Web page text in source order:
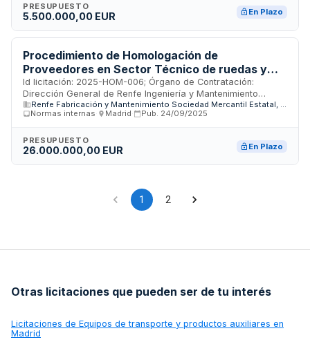
PRESUPUESTO
5.500.000,00 EUR En Plazo
Procedimiento de Homologación de
Proveedores en Sector Técnico de ruedas y
cuerpo de ejes.
Id licitación: 2025-HOM-006; Órgano de Contratación:
Dirección General de Renfe Ingeniería y Mantenimiento
Sociedad Mercantil Estatal, S.A.; Importe: 0 EUR; Estado: PUBRenfe Fabricación y Mantenimiento Sociedad Mercantil Estatal, S.A.
Normas internas
Madrid Pub. 24/09/2025
PRESUPUESTO
26.000.000,00 EUR En Plazo
1 2
Otras licitaciones que pueden ser de tu interés
Licitaciones de Equipos de transporte y productos auxiliares en
Madrid